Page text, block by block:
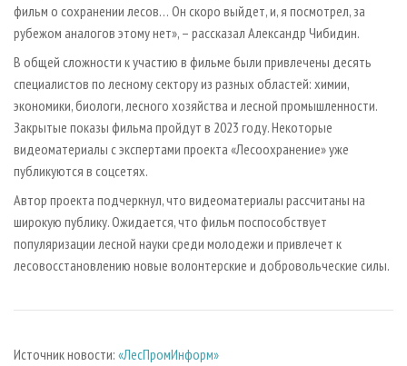
фильм о сохранении лесов… Он скоро выйдет, и, я посмотрел, за
рубежом аналогов этому нет», – рассказал Александр Чибидин.
В общей сложности к участию в фильме были привлечены десять
специалистов по лесному сектору из разных областей: химии,
экономики, биологи, лесного хозяйства и лесной промышленности.
Закрытые показы фильма пройдут в 2023 году. Некоторые
видеоматериалы с экспертами проекта «Лесоохранение» уже
публикуются в соцсетях.
Автор проекта подчеркнул, что видеоматериалы рассчитаны на
широкую публику. Ожидается, что фильм поспособствует
популяризации лесной науки среди молодежи и привлечет к
лесовосстановлению новые волонтерские и добровольческие силы.
Источник новости: «ЛесПромИнформ»